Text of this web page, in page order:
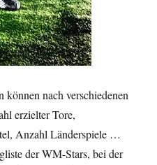
nach verschiedenen
erzielter Tore,
Anzahl Länderspiele …
der WM-Stars, bei der